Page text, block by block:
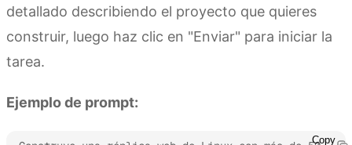
detallado describiendo el proyecto que quieres
construir, luego haz clic en "Enviar" para iniciar la
tarea.
Ejemplo de prompt:
Copy